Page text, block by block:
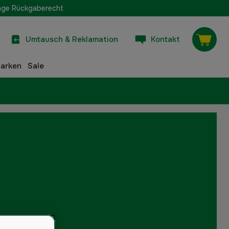
Rückgaberecht
Umtausch & Reklamation Kontakt
Sale